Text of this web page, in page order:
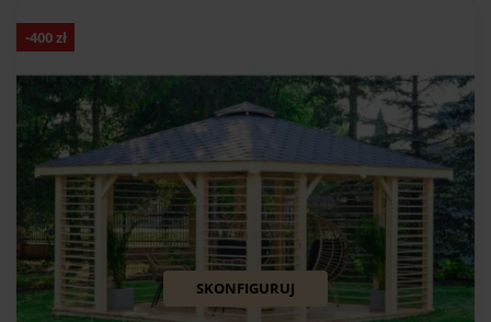
-400zł
SKONFIGURUJ